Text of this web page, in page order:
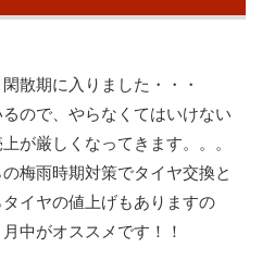
散期に入りました・・・
ので、やらなくてはいけない
が厳しくなってきます。。。
梅雨時期対策でタイヤ交換と
イヤの値上げもありますの
中がオススメです！！